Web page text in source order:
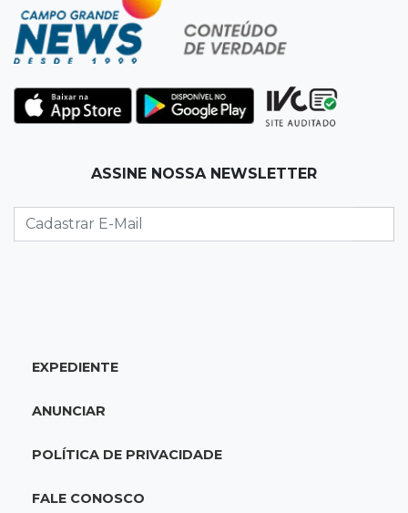
frente da filha é condenado
Rodamos 1.000 km com o Basalt; veja onde
ele mais surpreendeu
Luto na arquitetura
arquiteto dos projetos fora do comum
14:47"Acrodermo"
pesquisa da UFMS premiada no Paìs
14:38Liberadas
Justiça suspende punições do MEC a cursos de
ASSINE NOSSA NEWSLETTER
EXPEDIENTE
ANUNCIAR
POLÍTICA DE PRIVACIDADE
FALE CONOSCO